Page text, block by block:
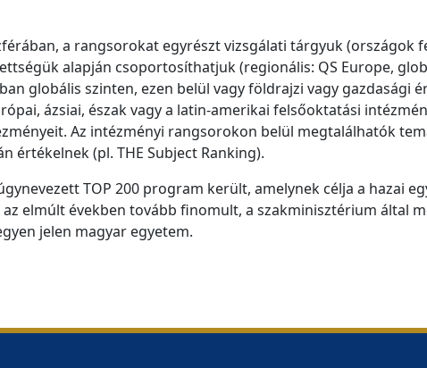
a rangsorokat egyrészt vizsgálati tárgyuk (országok
alapján csoportosíthatjuk (regionális: QS Europe,
globális szinten, ezen belül vagy földrajzi vagy gazdasági
ázsiai, észak vagy a latin-amerikai felsőoktatási
Az intézményi rangsorokon belül megtalálhatók
értékelnek (pl. THE Subject Ranking).
TOP 200 program került, amelynek célja a hazai
elmúlt években tovább finomult, a szakminisztérium által
jelen magyar egyetem.